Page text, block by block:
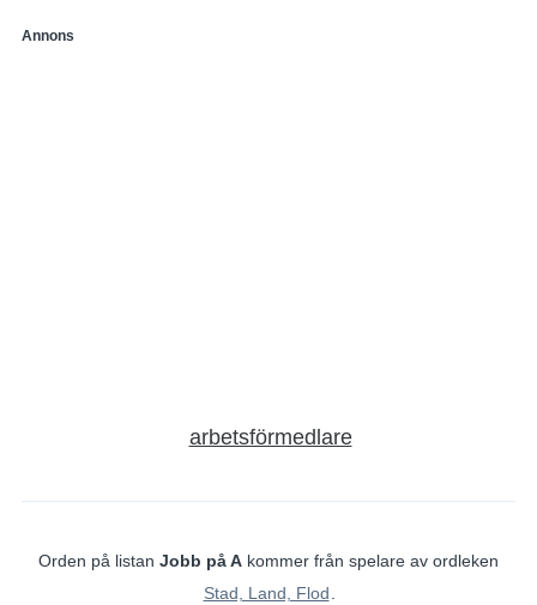
Annons
arbetsförmedlare
Orden på listan Jobb på A kommer från spelare av ordleken
Stad, Land, Flod